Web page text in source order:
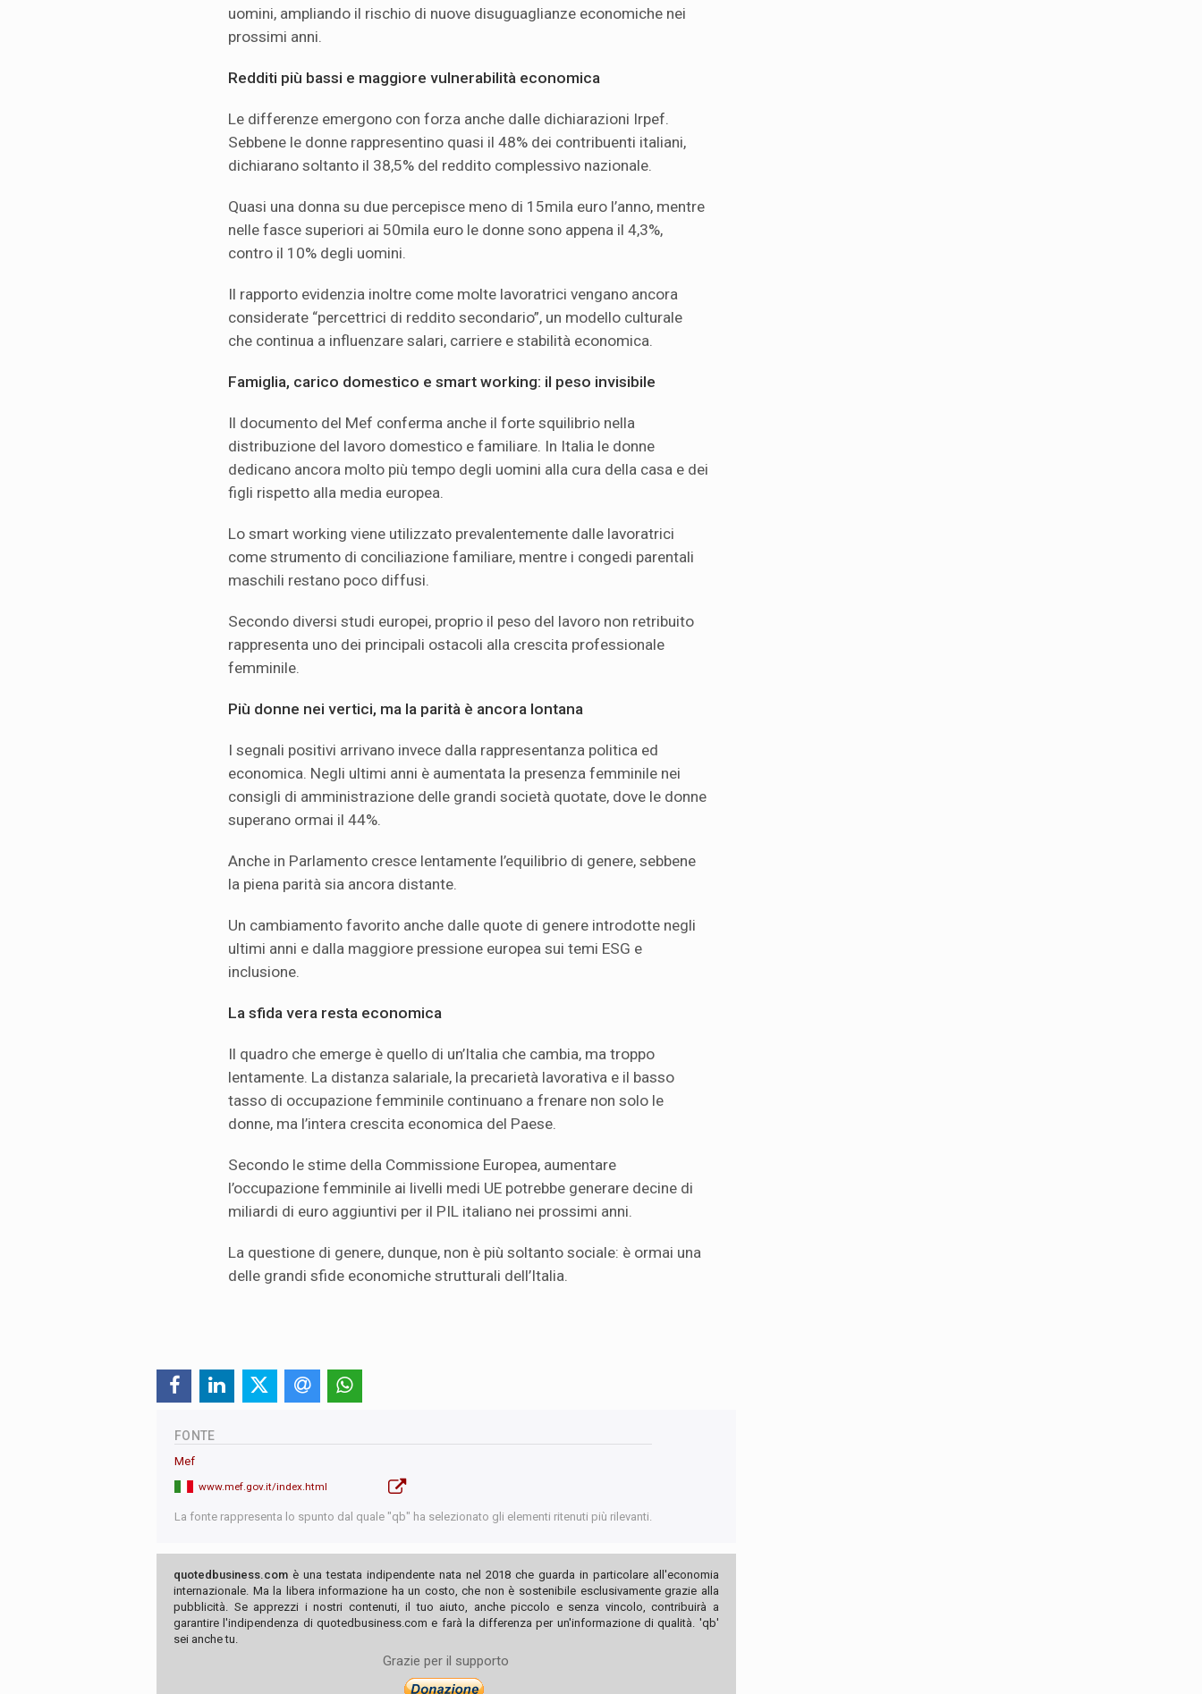
uomini, ampliando il rischio di nuove disuguaglianze economiche nei
prossimi anni.
Redditi più bassi e maggiore vulnerabilità economica
Le differenze emergono con forza anche dalle dichiarazioni Irpef.
Sebbene le donne rappresentino quasi il 48% dei contribuenti italiani,
dichiarano soltanto il 38,5% del reddito complessivo nazionale.
Quasi una donna su due percepisce meno di 15mila euro l’anno, mentre
nelle fasce superiori ai 50mila euro le donne sono appena il 4,3%,
contro il 10% degli uomini.
Il rapporto evidenzia inoltre come molte lavoratrici vengano ancora
considerate “percettrici di reddito secondario”, un modello culturale
che continua a influenzare salari, carriere e stabilità economica.
Famiglia, carico domestico e smart working: il peso invisibile
Il documento del Mef conferma anche il forte squilibrio nella
distribuzione del lavoro domestico e familiare. In Italia le donne
dedicano ancora molto più tempo degli uomini alla cura della casa e dei
figli rispetto alla media europea.
Lo smart working viene utilizzato prevalentemente dalle lavoratrici
come strumento di conciliazione familiare, mentre i congedi parentali
maschili restano poco diffusi.
Secondo diversi studi europei, proprio il peso del lavoro non retribuito
rappresenta uno dei principali ostacoli alla crescita professionale
femminile.
Più donne nei vertici, ma la parità è ancora lontana
I segnali positivi arrivano invece dalla rappresentanza politica ed
economica. Negli ultimi anni è aumentata la presenza femminile nei
consigli di amministrazione delle grandi società quotate, dove le donne
superano ormai il 44%.
Anche in Parlamento cresce lentamente l’equilibrio di genere, sebbene
la piena parità sia ancora distante.
Un cambiamento favorito anche dalle quote di genere introdotte negli
ultimi anni e dalla maggiore pressione europea sui temi ESG e
inclusione.
La sfida vera resta economica
Il quadro che emerge è quello di un’Italia che cambia, ma troppo
lentamente. La distanza salariale, la precarietà lavorativa e il basso
tasso di occupazione femminile continuano a frenare non solo le
donne, ma l’intera crescita economica del Paese.
Secondo le stime della Commissione Europea, aumentare
l’occupazione femminile ai livelli medi UE potrebbe generare decine di
miliardi di euro aggiuntivi per il PIL italiano nei prossimi anni.
La questione di genere, dunque, non è più soltanto sociale: è ormai una
delle grandi sfide economiche strutturali dell’Italia.
FONTE
Mef
www.mef.gov.it/index.html
La fonte rappresenta lo spunto dal quale "qb" ha selezionato gli elementi ritenuti più rilevanti.
quotedbusiness.com è una testata indipendente nata nel 2018 che guarda in particolare all'economia
internazionale. Ma la libera informazione ha un costo, che non è sostenibile esclusivamente grazie alla
pubblicità. Se apprezzi i nostri contenuti, il tuo aiuto, anche piccolo e senza vincolo, contribuirà a
garantire l'indipendenza di quotedbusiness.com e farà la differenza per un'informazione di qualità. 'qb'
sei anche tu.
Grazie per il supporto